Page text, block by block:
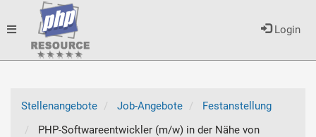
Login
Toggle
Stellenangebote
Job-Angebote
Festanstellung
PHP-Softwareentwickler (m/w) in der Nähe von